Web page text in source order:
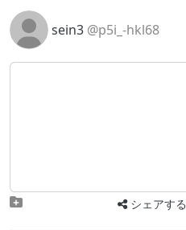
sein3 @p5i_-hkl68
シェアする